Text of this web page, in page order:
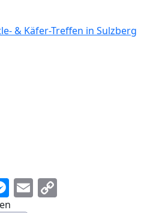
& Käfer-Treffen in Sulzberg
Messenger
Email